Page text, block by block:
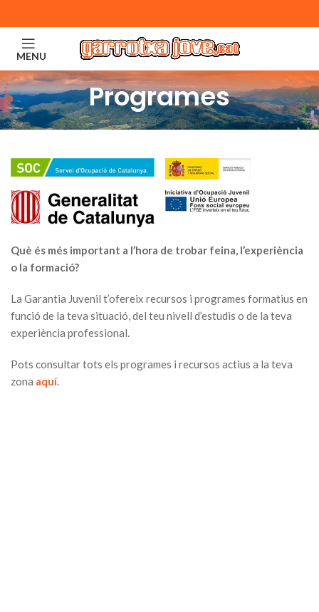
MENU
Programes
Què és més important a l’hora de trobar feina, l’experiència
o la formació?
La Garantia Juvenil t’ofereix recursos i programes formatius en
funció de la teva situació, del teu nivell d’estudis o de la teva
experiència professional.
Pots consultar tots els programes i recursos actius a la teva
zona aquí.